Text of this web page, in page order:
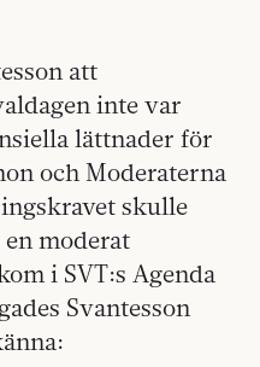
att
inte var
lättnader för
och Moderaterna
skulle
moderat
i SVT:s Agenda
Svantesson